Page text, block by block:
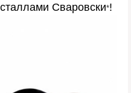
Сваровски*!